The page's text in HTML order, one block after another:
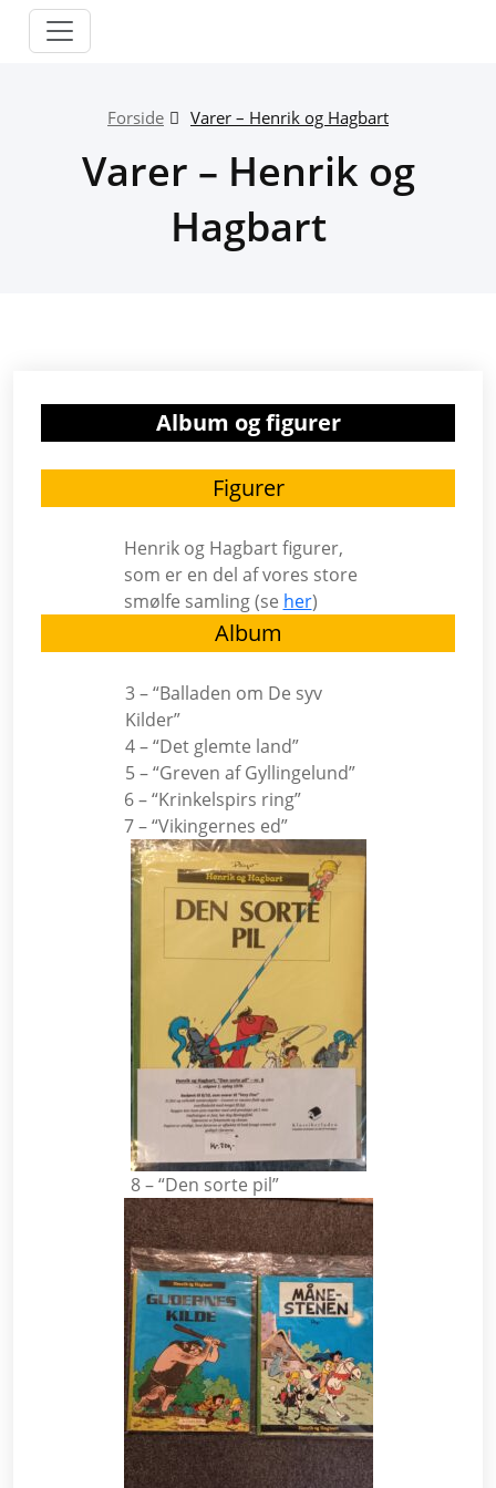
Skip
Forside Varer – Henrik og Hagbart
Varer – Henrik og
Hagbart
Album og figurer
Figurer
Henrik og Hagbart figurer,
som er en del af vores store
smølfe samling (se her)
Album
3 – “Balladen om De syv
Kilder”
4 – “Det glemte land”
5 – “Greven af Gyllingelund”
6 – “Krinkelspirs ring”
7 – “Vikingernes ed”
8 – “Den sorte pil”